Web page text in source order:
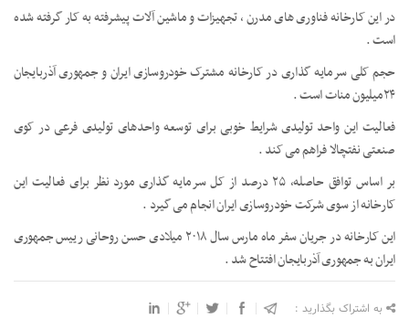
در این کارخانه فناوری های مدرن ، تجهیزات و ماشین آلات پیشرفته به کار گرفته شده
است .
حجم کلی سرمایه گذاری در کارخانه مشترک خودروسازی ایران و جمهوری آذربایجان
۲۴میلیون منات است .
فعالیت این واحد تولیدی شرایط خوبی برای توسعه واحدهای تولیدی فرعی در کوی
صنعتی نفتچالا فراهم می کند .
بر اساس توافق حاصله، ۲۵ درصد از کل سرمایه گذاری مورد نظر برای فعالیت این
کارخانه از سوی شرکت خودروسازی ایران انجام می گیرد .
این کارخانه در جریان سفر ماه مارس سال ۲۰۱۸ میلادی حسن روحانی رییس جمهوری
ایران به جمهوری آذربایجان افتتاح شد .
به اشتراک بگذارید :